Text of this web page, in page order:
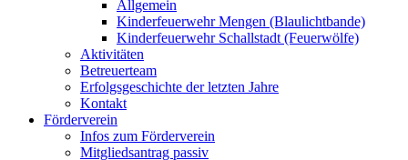
Allgemein
Kinderfeuerwehr Mengen (Blaulichtbande)
Kinderfeuerwehr Schallstadt (Feuerwölfe)
Aktivitäten
Betreuerteam
Erfolgsgeschichte der letzten Jahre
Kontakt
Förderverein
Infos zum Förderverein
Mitgliedsantrag passiv